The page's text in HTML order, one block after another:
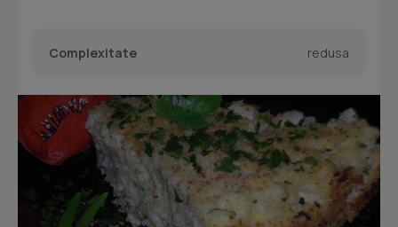
Complexitate redusa